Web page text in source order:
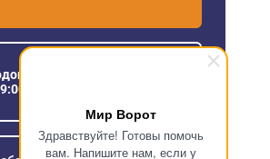
Мир Ворот
Здравствуйте! Готовы помочь
вам. Напишите нам, если у
ул.Степная, 98
до 18:00